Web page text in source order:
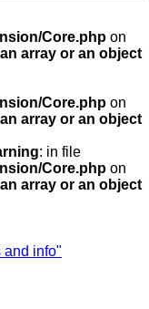
Core.php on
array or an object
Core.php on
array or an object
: in file
Core.php on
array or an object
and info"